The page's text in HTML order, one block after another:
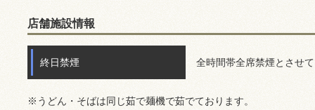
店舗施設情報
終日禁煙 全時間帯全席禁煙とさせ
※うどん・そばは同じ茹で麺機で茹でております。